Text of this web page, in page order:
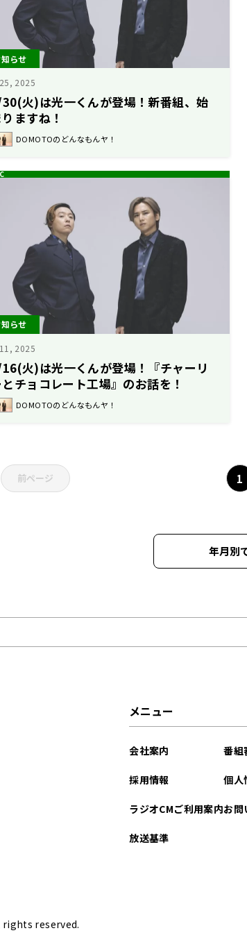
らせ
2025
火)は光一くんが登場！新番組、始
りますね！
DOMOTOのどんなもんヤ！
らせ
2025
火)は光一くんが登場！『チャーリ
チョコレート工場』のお話を！
DOMOTOのどんなもんヤ！
前ページ 1
年月別
2026年04月
2026年03月
メニュー
会社案内
採用情報
ラジオCMご利用案内
放送基準
番組
個人
お問
reserved.